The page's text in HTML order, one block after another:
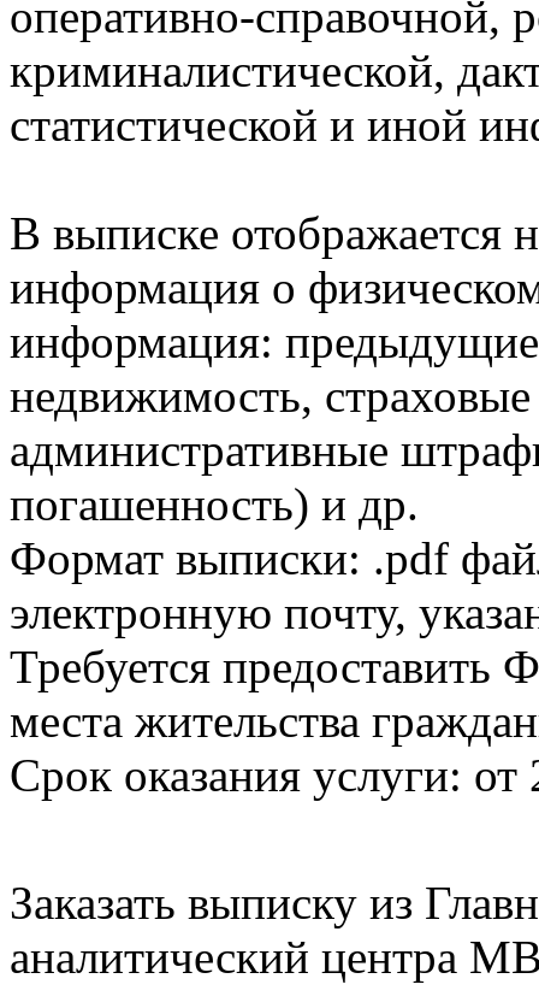
оперативно-справочной,
криминалистической,
статистической и иной
В выписке отображается
информация о
информация:
недвижимость,
административные
погашенность) и др.
Формат выписки: .pdf
электронную почту,
Требуется
места жительства
Срок оказания услуги: от
Заказать выписку из
аналитический центра